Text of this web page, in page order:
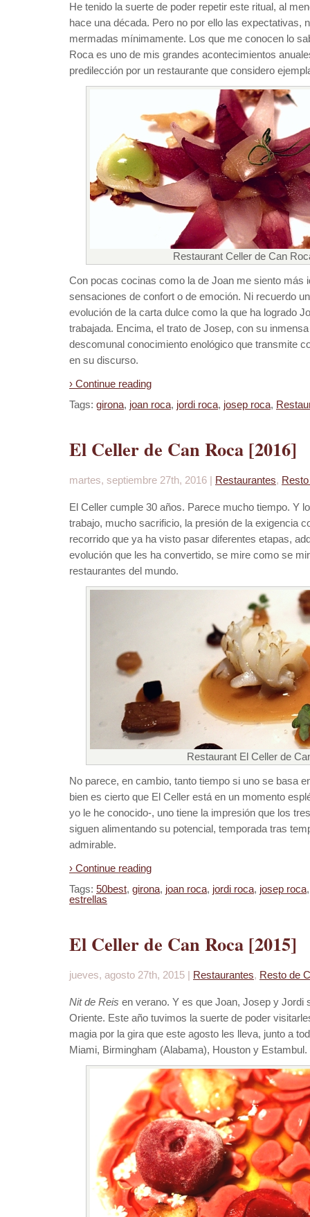
He tenido la suerte de poder repetir este ritual, al
hace una década. Pero no por ello las expectativas,
mermadas mínimamente. Los que me conocen lo
Roca es uno de mis grandes acontecimientos
predilección por un restaurante que considero
Restaurant Celler de Can
Con pocas cocinas como la de Joan me siento más
sensaciones de confort o de emoción. Ni recuerdo
evolución de la carta dulce como la que ha logrado
trabajada. Encima, el trato de Josep, con su
descomunal conocimiento enológico que transmite
en su discurso.
› Continue reading
Tags: girona, joan roca, jordi roca, josep roca,
El Celler de Can Roca [2016]
martes, septiembre 27th, 2016 | Restaurantes,
El Celler cumple 30 años. Parece mucho tiempo. Y
trabajo, mucho sacrificio, la presión de la exigencia
recorrido que ya ha visto pasar diferentes etapas,
evolución que les ha convertido, se mire como se
restaurantes del mundo.
Restaurant El Celler de
No parece, en cambio, tanto tiempo si uno se basa
bien es cierto que El Celler está en un momento
yo le he conocido-, uno tiene la impresión que los
siguen alimentando su potencial, temporada tras
admirable.
› Continue reading
Tags: 50best, girona, joan roca, jordi roca, josep roca
estrellas
El Celler de Can Roca [2015]
jueves, agosto 27th, 2015 | Restaurantes, Resto de
Nit de Reis en verano. Y es que Joan, Josep y Jordi
Oriente. Este año tuvimos la suerte de poder
magia por la gira que este agosto les lleva, junto a
Miami, Birmingham (Alabama), Houston y Estambul.